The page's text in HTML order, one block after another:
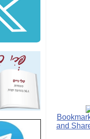
שלמה
לאחרונה
התקשורת)
מדינה?
"יש אפליה
חשיפה:
משה כחלון
עד היום? -
הדומה לזו
4000"
הסלולר -